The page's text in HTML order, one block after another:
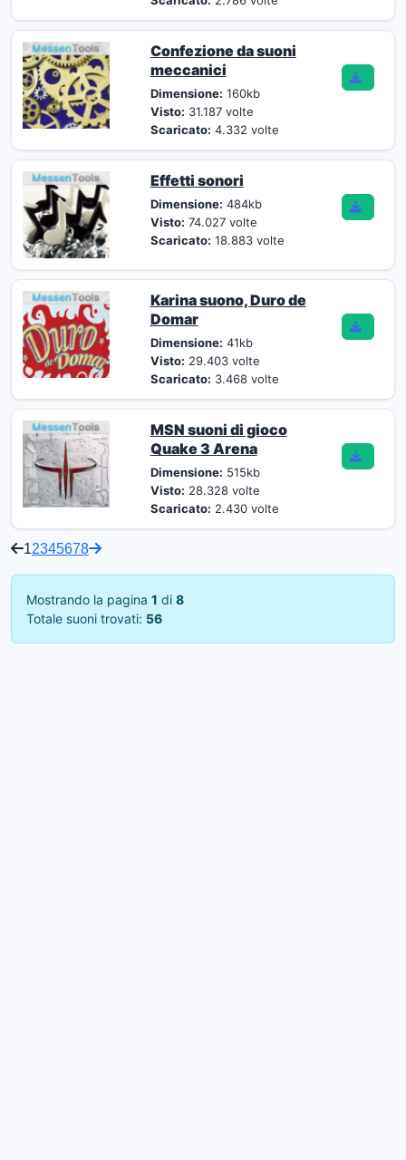
Confezione da suoni
meccanici
Dimensione: 160kb
Visto: 31.187 volte
Scaricato: 4.332 volte
Effetti sonori
Dimensione: 484kb
Visto: 74.027 volte
Scaricato: 18.883 volte
Karina suono, Duro de
Domar
Dimensione: 41kb
Visto: 29.403 volte
Scaricato: 3.468 volte
MSN suoni di gioco
Quake 3 Arena
Dimensione: 515kb
Visto: 28.328 volte
Scaricato: 2.430 volte
12345678
Mostrando la pagina 1 di 8
Totale suoni trovati: 56